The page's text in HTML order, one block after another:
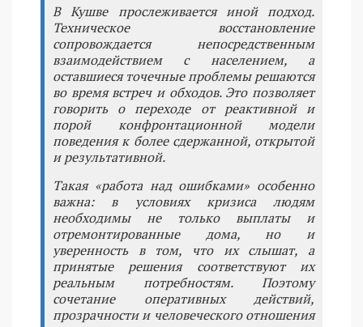
В Кушве прослеживается иной подход.
Техническое восстановление
сопровождается непосредственным
взаимодействием с населением, а
оставшиеся точечные проблемы решаются
во время встреч и обходов. Это позволяет
говорить о переходе от реактивной и
порой конфронтационной модели
поведения к более сдержанной, открытой
и результативной.
Такая «работа над ошибками» особенно
важна: в условиях кризиса людям
необходимы не только выплаты и
отремонтированные дома, но и
уверенность в том, что их слышат, а
принятые решения соответствуют их
реальным потребностям. Поэтому
сочетание оперативных действий,
прозрачности и человеческого отношения